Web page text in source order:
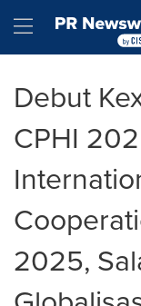
Hamburger
Debut
CPHI
2025,